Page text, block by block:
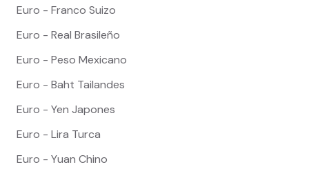
Euro - Franco Suizo
Euro - Real Brasileño
Euro - Peso Mexicano
Euro - Baht Tailandes
Euro - Yen Japones
Euro - Lira Turca
Euro - Yuan Chino